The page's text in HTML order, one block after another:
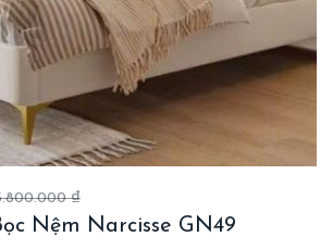
₫
Nệm Narcisse GN49